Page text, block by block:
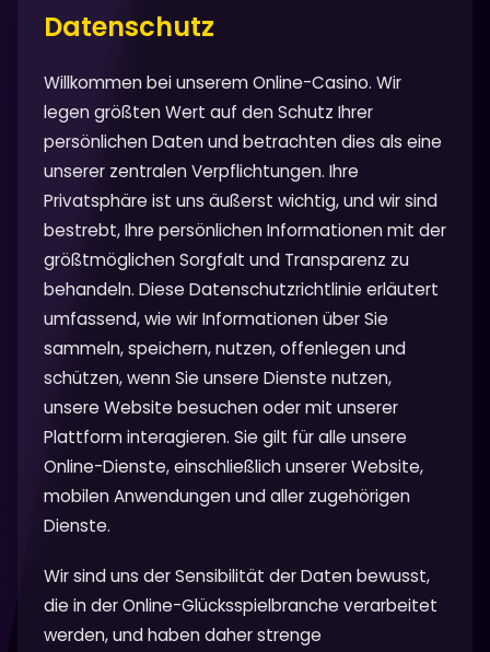
Datenschutz
Willkommen bei unserem Online-Casino. Wir
legen größten Wert auf den Schutz Ihrer
persönlichen Daten und betrachten dies als eine
unserer zentralen Verpflichtungen. Ihre
Privatsphäre ist uns äußerst wichtig, und wir sind
bestrebt, Ihre persönlichen Informationen mit der
größtmöglichen Sorgfalt und Transparenz zu
behandeln. Diese Datenschutzrichtlinie erläutert
umfassend, wie wir Informationen über Sie
sammeln, speichern, nutzen, offenlegen und
schützen, wenn Sie unsere Dienste nutzen,
unsere Website besuchen oder mit unserer
Plattform interagieren. Sie gilt für alle unsere
Online-Dienste, einschließlich unserer Website,
mobilen Anwendungen und aller zugehörigen
Dienste.
Wir sind uns der Sensibilität der Daten bewusst,
die in der Online-Glücksspielbranche verarbeitet
werden, und haben daher strenge